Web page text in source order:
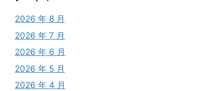
2026 年 8 月
2026 年 7 月
2026 年 6 月
2026 年 5 月
2026 年 4 月